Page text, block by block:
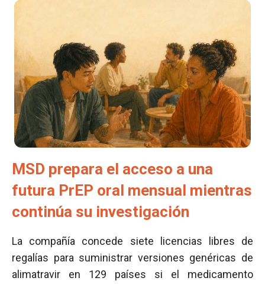
MSD prepara el acceso a una
futura PrEP oral mensual mientras
continúa su investigación
La compañía concede siete licencias libres de
regalías para suministrar versiones genéricas de
alimatravir en 129 países si el medicamento